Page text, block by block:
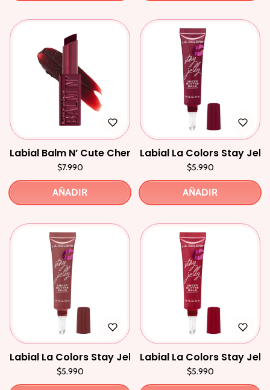
Labial Balm N’ Cute Cherry
$7.990
AÑADIR
Labial La Colors Stay
$5.990
AÑADIR
Labial La Colors Stay Jelly Butter Balm Obssesion
$5.990
Labial La Colors Stay
$5.990